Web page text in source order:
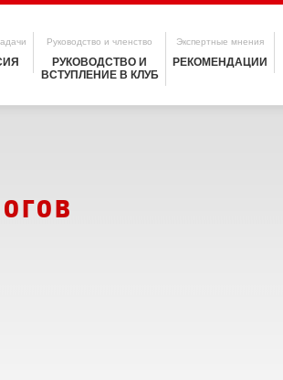
Руководство и членство
РУКОВОДСТВО И
ВСТУПЛЕНИЕ В КЛУБ
Экспертные мнения
РЕКОМЕНДАЦИИ